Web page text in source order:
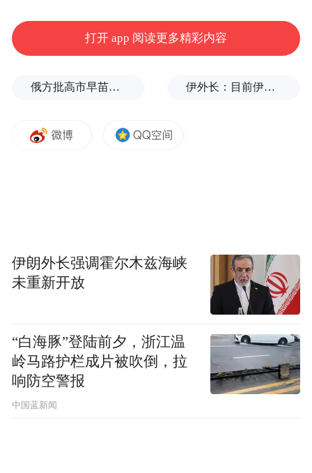
打开 app 阅读更多精彩内容
俄方批高市早苗不敢点名美国：当年的原子弹是UFO扔的吗？ 伊外长：目前伊朗与美国之间没有进行任何谈判
伊朗外长强调霍尔木兹海峡
未重新开放
“白海豚”登陆前夕，浙江温
岭马路护栏成片被吹倒，拉
响防空警报
中国蓝新闻